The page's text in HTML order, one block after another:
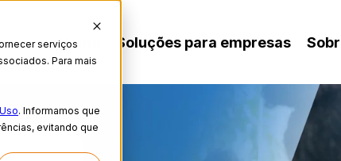
serviços
Para mais
. Informamos que
evitando que
Home Soluções para empresas